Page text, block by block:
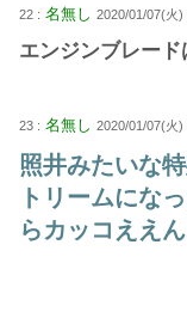
22 : 名無し 2020/01/07(火)
エンジンブレー
23 : 名無し 2020/01/07(火)
照井みたいな
トリームにな
らカッコええ